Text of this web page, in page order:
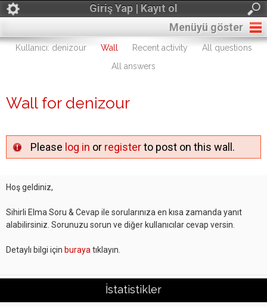
Giriş Yap | Kayıt ol
Menüyü göster
Kullanıcı: denizour Wall Recent activity
All questions
All answers
Wall for denizour
Please log in or registerto post on this wall.
Hoş geldiniz,
Sihirli Elma Soru & Cevap ile sorularınıza en kısa zamanda yanıt
alabilirsiniz. Sorunuzu sorun ve diğer kullanıcılar cevap versin.
Detaylı bilgi için buraya tıklayın.
İstatistikler